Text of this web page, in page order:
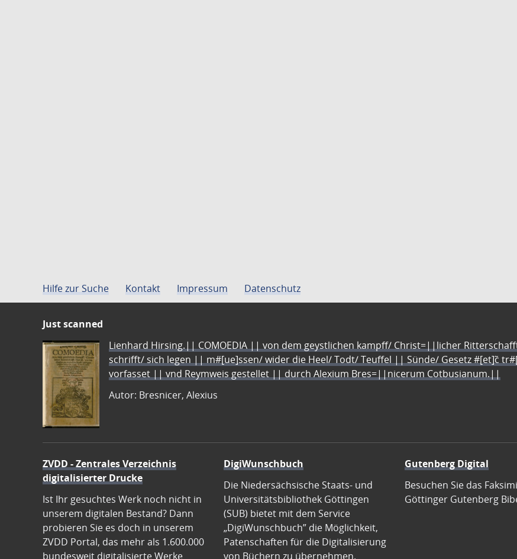
Hilfe zur Suche Kontakt Impressum Datenschutz
Just scanned
Lienhard Hirsing.|| COMOEDIA || von dem geystlichen kampff/ Christ=||licher
schrifft/ sich legen || m#[ue]ssen/ wider die Heel/ Todt/ Teuffel || Sünde/ Gesetz #[et]c̃
vorfasset || vnd Reymweis gestellet || durch Alexium Bres=||nicerum Cotbusianum.||
Autor: Bresnicer, Alexius
ZVDD - Zentrales Verzeichnis
digitalisierter Drucke
Ist Ihr gesuchtes Werk noch nicht in
unserem digitalen Bestand? Dann
probieren Sie es doch in unserem
ZVDD Portal, das mehr als 1.600.000
bundesweit digitalisierte Werke
DigiWunschbuch
Die Niedersächsische Staats- und
Universitätsbibliothek Göttingen
(SUB) bietet mit dem Service
„DigiWunschbuch” die Möglichkeit,
Patenschaften für die Digitalisierung
von Büchern zu übernehmen.
Gutenberg Digital
Besuchen Sie das
Göttinger Gutenberg